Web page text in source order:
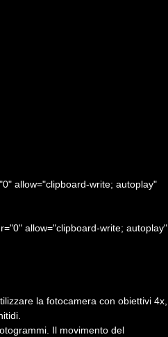
allow="clipboard-write; autoplay"
allow="clipboard-write; autoplay"
la fotocamera con obiettivi 4x,
Il movimento del